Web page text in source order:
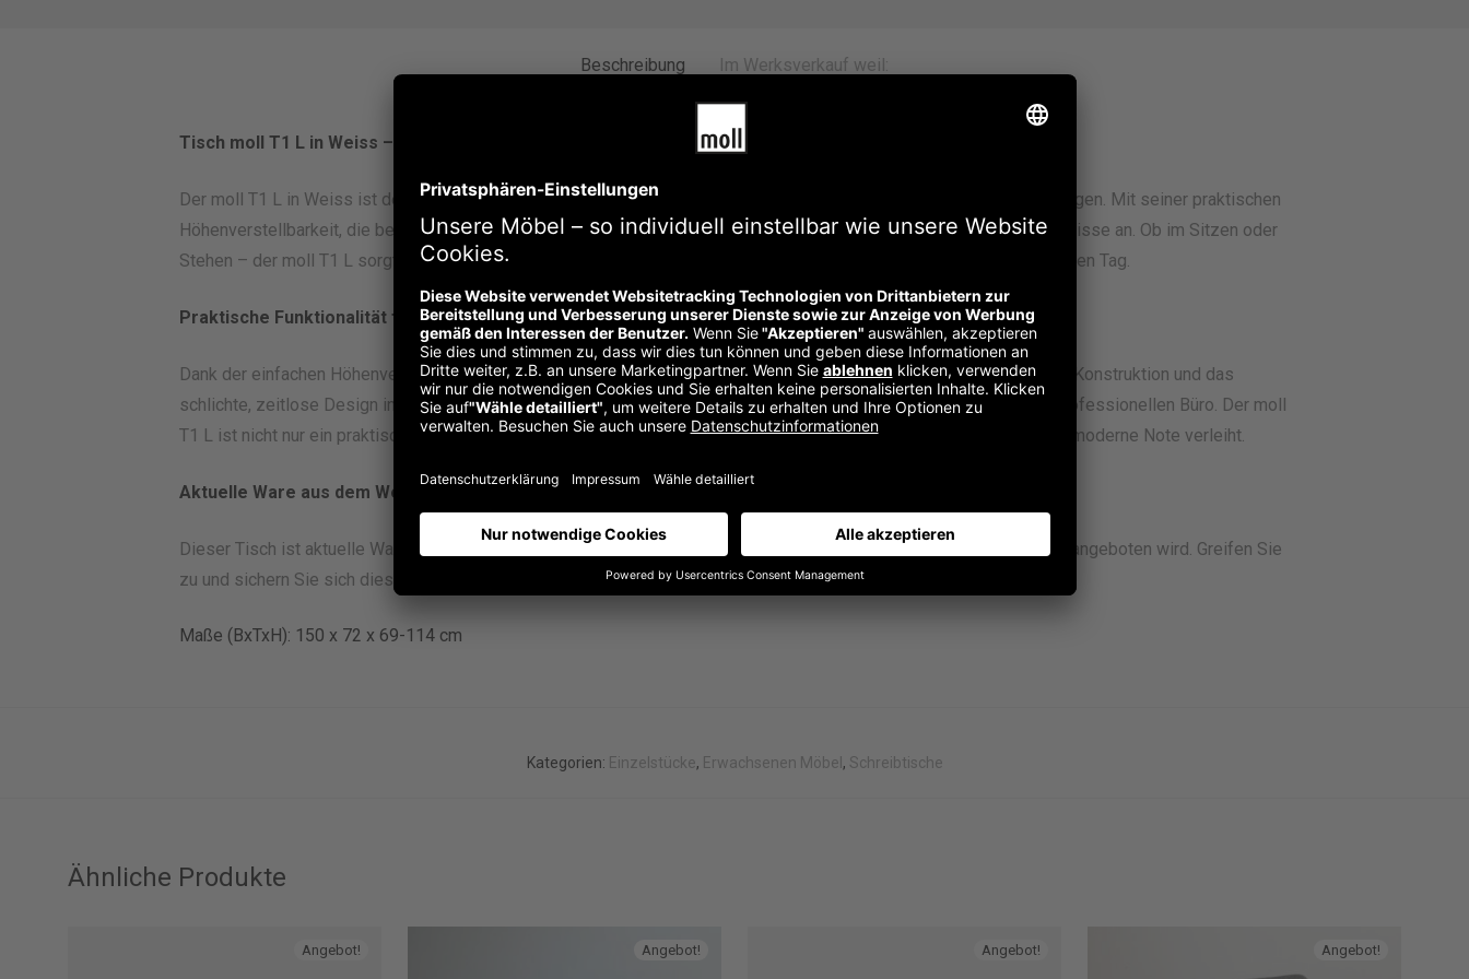
Beschreibung Im Werksverkauf weil:
Tisch moll T1 L in Weiss – Höhenverstellbarer Schreibtisch für Erwachsene
Der moll T1 L in Weiss ist der perfekte Schreibtisch für Erwachsene, die Wert auf Flexibilität und modernes Design legen. Mit seiner praktischen
Höhenverstellbarkeit, die bequem per Hebel gesteuert wird, passt sich dieser Tisch individuell an Ihre Arbeitsbedürfnisse an. Ob im Sitzen oder
Stehen – der moll T1 L sorgt für eine ergonomische Haltung und fördert so eine gesunde Arbeitsweise über den ganzen Tag.
Praktische Funktionalität für den Alltag
Dank der einfachen Höhenverstellung können Sie den Tisch schnell und ohne großen Aufwand anpassen. Die robuste Konstruktion und das
schlichte, zeitlose Design in Grau fügen sich harmonisch in jedes Arbeitsumfeld ein, sei es im Homeoffice oder im professionellen Büro. Der moll
T1 L ist nicht nur ein praktischer Schreibtisch, sondern auch ein stilvolles Möbelstück, das Ihrem Arbeitsbereich eine moderne Note verleiht.
Aktuelle Ware aus dem Werksverkauf
Dieser Tisch ist aktuelle Ware, die für ein Fotoshooting verwendet wurde und nun im Werksverkauf zum Sonderpreis angeboten wird. Greifen Sie
zu und sichern Sie sich diesen hochwertigen, höhenverstellbaren Schreibtisch zu einem attraktiven Preis!
Maße (BxTxH): 150 x 72 x 69-114 cm
Kategorien: Einzelstücke, Erwachsenen Möbel , Schreibtische
Ähnliche Produkte
Angebot! Angebot! Angebot! Angebot!